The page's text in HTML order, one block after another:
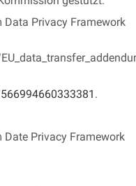
Privacy Framework
.
Privacy Framework